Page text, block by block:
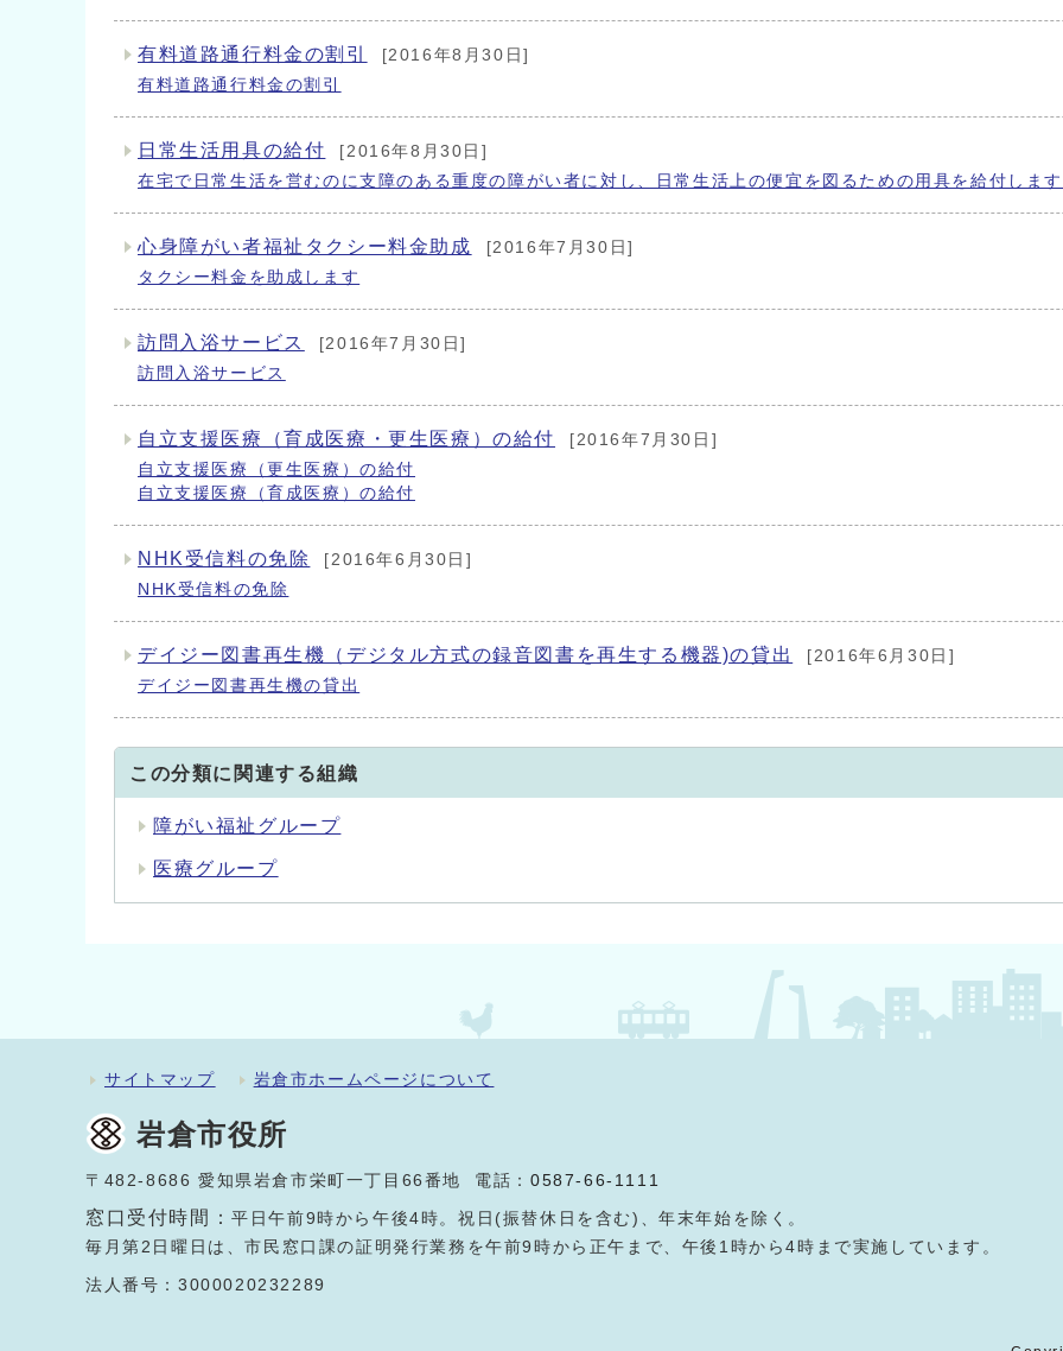
有料道路通行料金の割引
[2016年8月30日]
有料道路通行料金の割引
日常生活用具の給付
[2016年8月30日]
在宅で日常生活を営むのに支障のある重度の障がい者に対し、日常生活上の便宜を図るための用具を給付しま
心身障がい者福祉タクシー料金助成
[2016年7月30日]
タクシー料金を助成します
訪問入浴サービス
[2016年7月30日]
訪問入浴サービス
自立支援医療（育成医療・更生医療）の給付
[2016年7月30日]
自立支援医療（更生医療）の給付
自立支援医療（育成医療）の給付
NHK受信料の免除
[2016年6月30日]
NHK受信料の免除
デイジー図書再生機（デジタル方式の録音図書を再生する機器)の貸出
[2016年6月30日]
デイジー図書再生機の貸出
この分類に関連する組織
障がい福祉グループ
医療グループ
サイトマップ 岩倉市ホームページについて
岩倉市役所
〒482-8686 愛知県岩倉市栄町一丁目66番地 電話：0587-66-1111
窓口受付時間：平日午前9時から午後4時。祝日(振替休日を含む)、年末年始を除く。
毎月第2日曜日は、市民窓口課の証明発行業務を午前9時から正午まで、午後1時から4時まで実施しています。
法人番号：3000020232289